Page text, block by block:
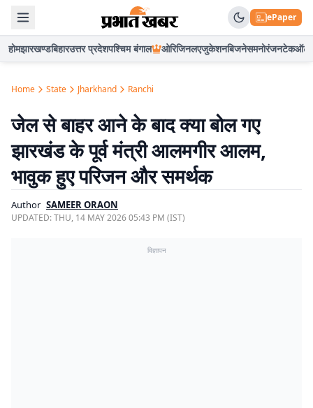
ePaper
होमझारखण्डबिहारउत्तर प्रदेशपश्चिम बंगाल ओरिजिनलएजुकेशनबिजनेसमनोरंजनटेकऑटो
Home State Jharkhand Ranchi
जेल से बाहर आने के बाद क्या बोल गए
झारखंड के पूर्व मंत्री आलमगीर आलम,
भावुक हुए परिजन और समर्थक
Author SAMEER ORAON
UPDATED:THU, 14 MAY 2026 05:43 PM (IST)
विज्ञापन